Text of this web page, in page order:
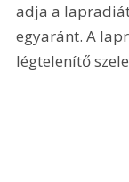
adja a
egyaránt. A
légtelenítő